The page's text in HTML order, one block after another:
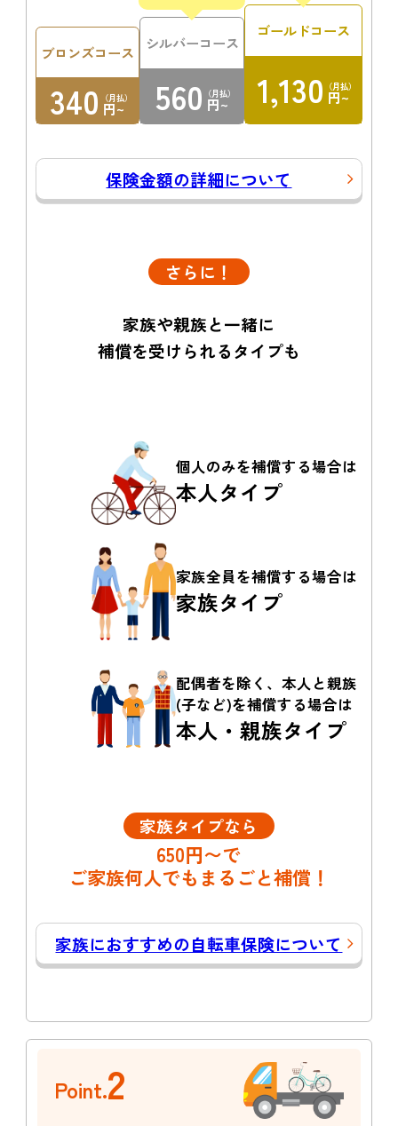
ブロンズコース
340 円~
（月払）
シルバーコース
560 円~
（月払）
ゴールドコース
1,130 円~
（月払）
保険金額の詳細について
さらに！
家族や親族と一緒に
補償を受けられるタイプも
個人のみを補償する場合は
本人タイプ
家族全員を補償する場合は
家族タイプ
配偶者を除く、本人と親族
(子など)を補償する場合は
本人・親族タイプ
家族タイプなら
650円〜で
ご家族何人でもまるごと補償！
家族におすすめの自転車保険について
Point.2